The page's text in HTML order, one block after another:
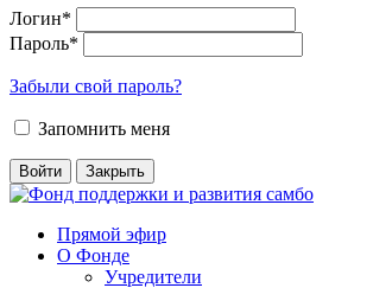
Логин*
Пароль*
Забыли свой пароль?
Запомнить меня
Прямой эфир
О Фонде
Учредители